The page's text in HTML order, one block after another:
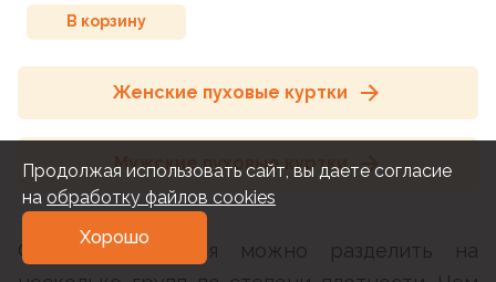
В корзину
Женские пуховые куртки
Мужские пуховые куртки
Флисовые изделия можно разделить на
Продолжая использовать сайт, вы даете согласие
на обработку файлов cookies
Хорошо